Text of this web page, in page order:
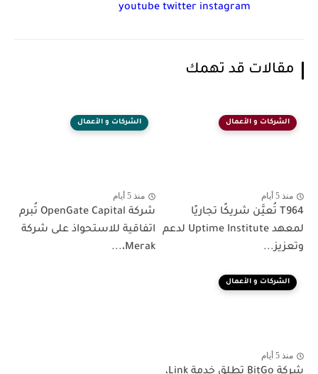
youtube twitter instagram
مقالات قد تهمك
الشركات و الأعمال
منذ 5 أيام
T964 تُعيَّن شريكًا تجاريًا
لمعهد Uptime Institute لدعم
وتعزيز...
الشركات و الأعمال
منذ 5 أيام
شركة OpenGate Capital تُبرم
اتفاقية للاستحواذ على شركة
Merak،...
الشركات و الأعمال
منذ 5 أيام